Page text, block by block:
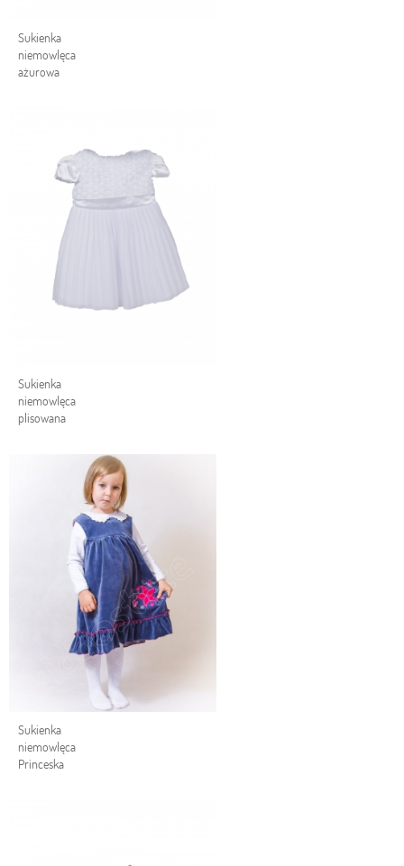
Sukienka
niemowlęca
ażurowa
Sukienka
niemowlęca
plisowana
Sukienka
niemowlęca
Princeska